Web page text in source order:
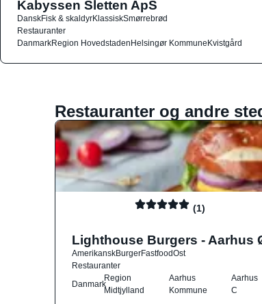
Kabyssen Sletten ApS
DanskFisk & skaldyrKlassiskSmørrebrød
Restauranter
DanmarkRegion HovedstadenHelsingør KommuneKvistgård
Restauranter og andre
(1)
Lighthouse Burgers - Aarhus
AmerikanskBurgerFastfoodOst
Restauranter
Danmark
Region
Midtjylland
Aarhus
Kommune
Aarhus
C